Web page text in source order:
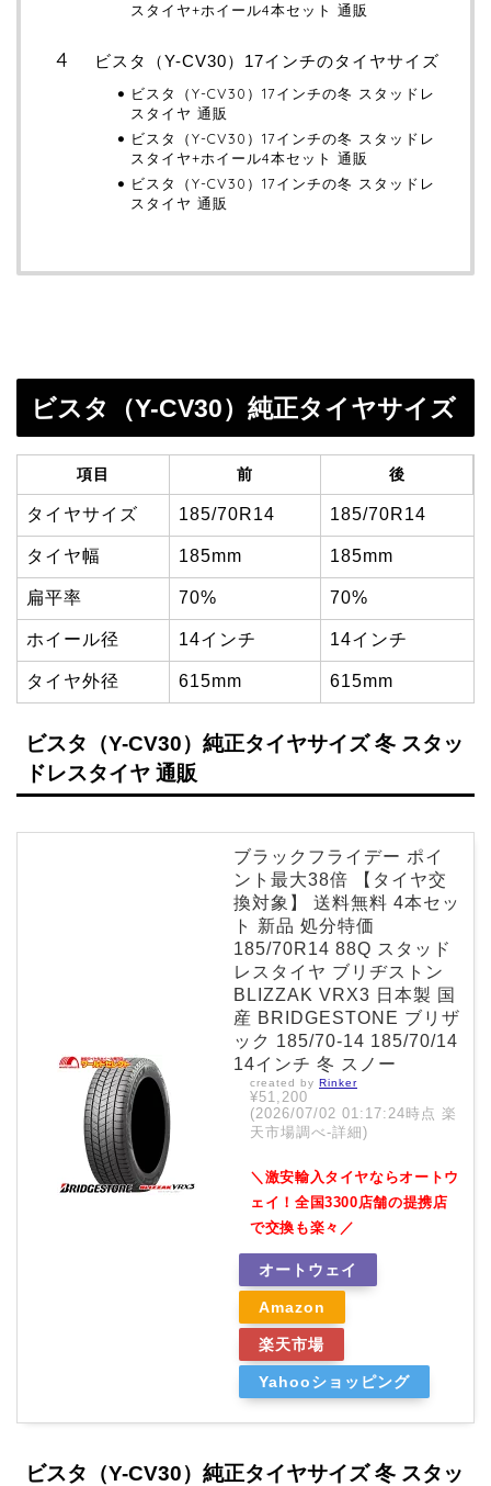
スタイヤ+ホイール4本セット 通販
ビスタ（Y-CV30）17インチのタイヤサイズ
ビスタ（Y-CV30）17インチの冬 スタッドレ
スタイヤ 通販
ビスタ（Y-CV30）17インチの冬 スタッドレ
スタイヤ+ホイール4本セット 通販
ビスタ（Y-CV30）17インチの冬 スタッドレ
スタイヤ 通販
ビスタ（Y-CV30）純正タイヤサイズ
項目 前 後
タイヤサイズ 185/70R14 185/70R14
タイヤ幅 185mm 185mm
扁平率 70% 70%
ホイール径 14インチ 14インチ
タイヤ外径 615mm 615mm
ビスタ（Y-CV30）純正タイヤサイズ 冬 スタッ
ドレスタイヤ 通販
ブラックフライデー ポイ
ント最大38倍 【タイヤ交
換対象】 送料無料 4本セッ
ト 新品 処分特価
185/70R14 88Q スタッド
レスタイヤ ブリヂストン
BLIZZAK VRX3 日本製 国
産 BRIDGESTONE ブリザ
ック 185/70-14 185/70/14
14インチ 冬 スノー
created by Rinker
¥51,200
(2026/07/02 01:17:24時点 楽
天市場調べ-詳細)
＼激安輸入タイヤならオートウ
ェイ！全国3300店舗の提携店
で交換も楽々／
オートウェイ
Amazon
楽天市場
Yahooショッピング
ビスタ（Y-CV30）純正タイヤサイズ 冬 スタッ